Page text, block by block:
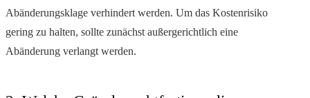
Abänderungsklage verhindert werden. Um das Kostenrisiko
gering zu halten, sollte zunächst außergerichtlich eine
Abänderung verlangt werden.